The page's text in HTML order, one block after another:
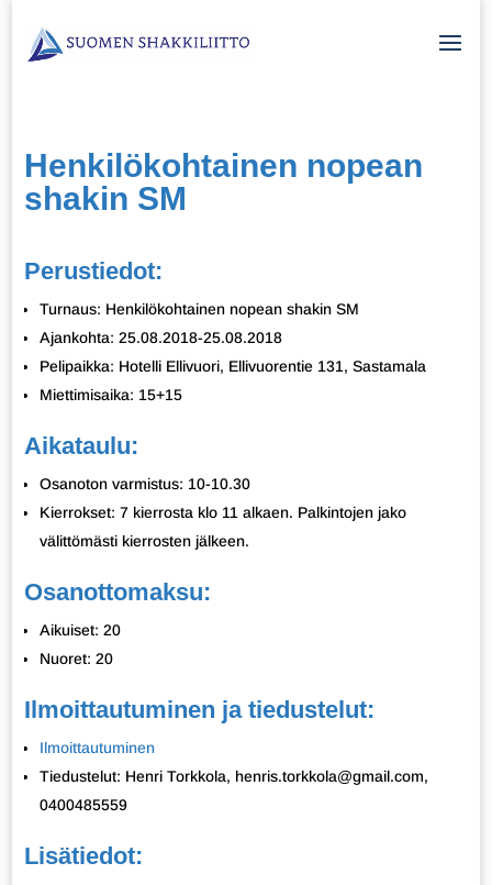
Henkilökohtainen nopean
shakin SM
Perustiedot:
Turnaus: Henkilökohtainen nopean shakin SM
Ajankohta: 25.08.2018-25.08.2018
Pelipaikka: Hotelli Ellivuori, Ellivuorentie 131, Sastamala
Miettimisaika: 15+15
Aikataulu:
Osanoton varmistus: 10-10.30
Kierrokset: 7 kierrosta klo 11 alkaen. Palkintojen jako
välittömästi kierrosten jälkeen.
Osanottomaksu:
Aikuiset: 20
Nuoret: 20
Ilmoittautuminen ja tiedustelut:
Ilmoittautuminen
Tiedustelut: Henri Torkkola, henris.torkkola@gmail.com,
0400485559
Lisätiedot: